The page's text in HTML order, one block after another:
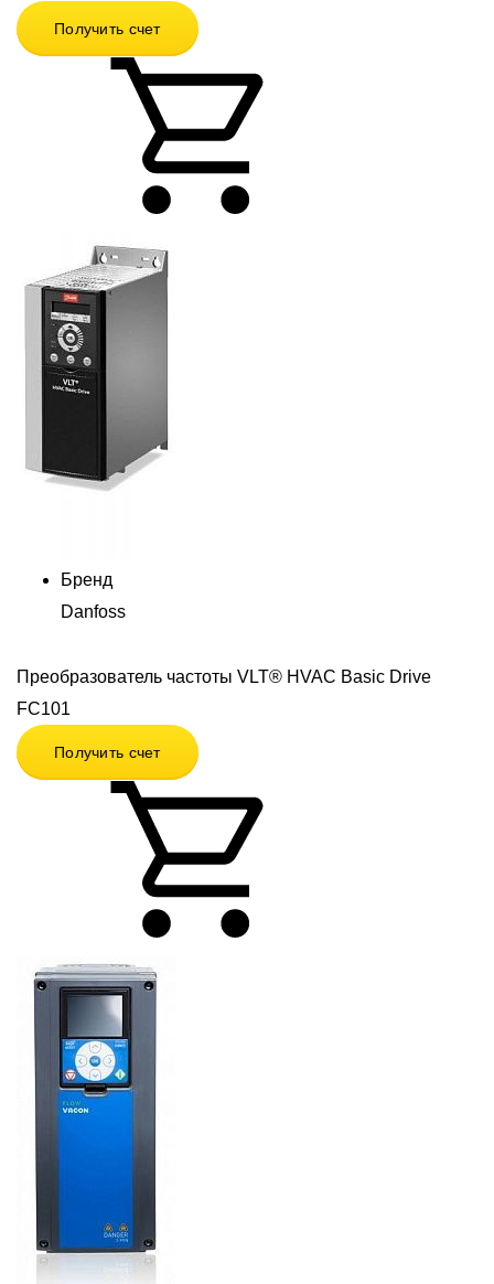
Получить счет
Бренд
Danfoss
Преобразователь частоты VLT® HVAC Basic Drive
FC101
Получить счет